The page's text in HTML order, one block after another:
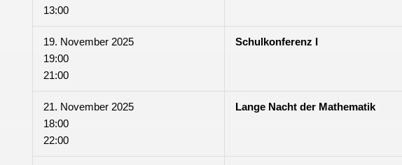
13:00
19. November 2025
19:00
21:00
Schulkonferenz I
21. November 2025
18:00
22:00
Lange Nacht der Mathematik